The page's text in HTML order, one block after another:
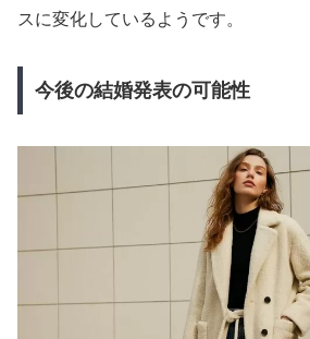
スに変化しているようです。
今後の結婚発表の可能性